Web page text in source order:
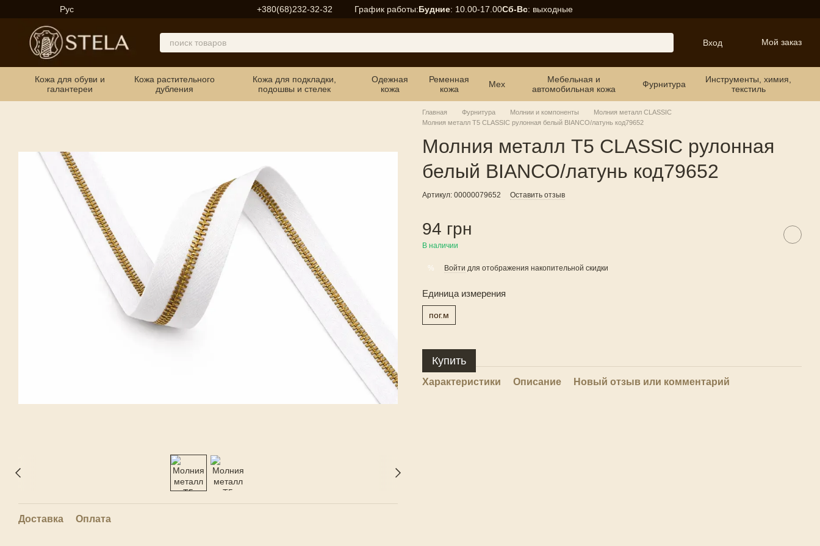
Перейти к основному контенту
Рус +380(68)232-32-32 График работы:Будние: 10.00-17.00Сб-Вс: выходные
Вход Мой заказ
Кожа для обуви и
галантереи
Кожа растительного
дубления
Кожа для подкладки,
подошвы и стелек
Одежная
кожа
Ременная
кожа
Мех
Мебельная и
автомобильная кожа
Фурнитура
Инструменты, химия,
текстиль
Доставка Оплата
Главная Фурнитура Молнии и компоненты
Молния металл CLASSIC
Молния металл T5 CLASSIC рулонная белый BIANCO/латунь код79652
Молния металл T5 CLASSIC рулонная
белый BIANCO/латунь код79652
Артикул: 00000079652 Оставить отзыв
94 грн
В наличии
% Войти для отображения накопительной скидки
Единица измерения
пог.м
Купить
Характеристики Описание Новый отзыв или комментарий